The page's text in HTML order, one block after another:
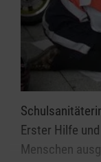
Erster Hilfe
Menschen